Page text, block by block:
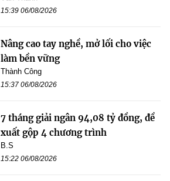
15:39 06/08/2026
Nâng cao tay nghề, mở lối cho việc
làm bền vững
Thành Công
15:37 06/08/2026
7 tháng giải ngân 94,08 tỷ đồng, đề
xuất gộp 4 chương trình
B.S
15:22 06/08/2026